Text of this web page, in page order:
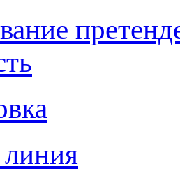
линия